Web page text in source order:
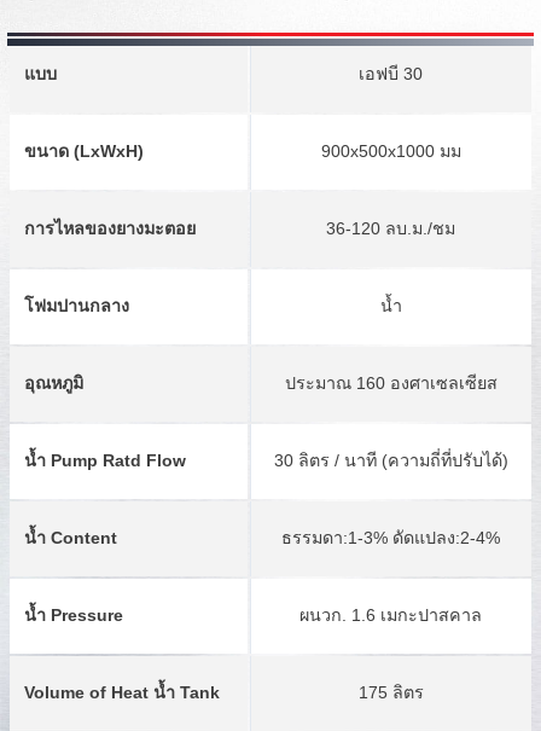
แบบ เอฟบี 30
ขนาด (LxWxH) 900x500x1000 มม
การไหลของยางมะตอย 36-120 ลบ.ม./ชม
โฟมปานกลาง น้ำ
อุณหภูมิ ประมาณ 160 องศาเซลเซียส
น้ำ Pump Ratd Flow 30 ลิตร / นาที (ความถี่ที่ปรับได้)
น้ำ Content ธรรมดา:1-3% ดัดแปลง:2-4%
น้ำ Pressure ผนวก. 1.6 เมกะปาสคาล
Volume of Heat น้ำ Tank 175 ลิตร